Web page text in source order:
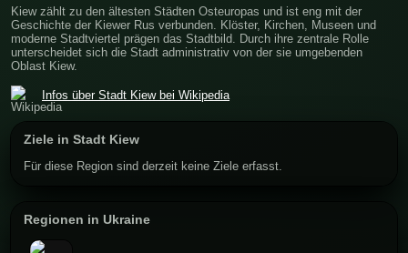
Kiew zählt zu den ältesten Städten Osteuropas und ist eng mit der
Geschichte der Kiewer Rus verbunden. Klöster, Kirchen, Museen und
moderne Stadtviertel prägen das Stadtbild. Durch ihre zentrale Rolle
unterscheidet sich die Stadt administrativ von der sie umgebenden
Oblast Kiew.
Infos über Stadt Kiew bei Wikipedia
Ziele in Stadt Kiew
Für diese Region sind derzeit keine Ziele erfasst.
Regionen in Ukraine